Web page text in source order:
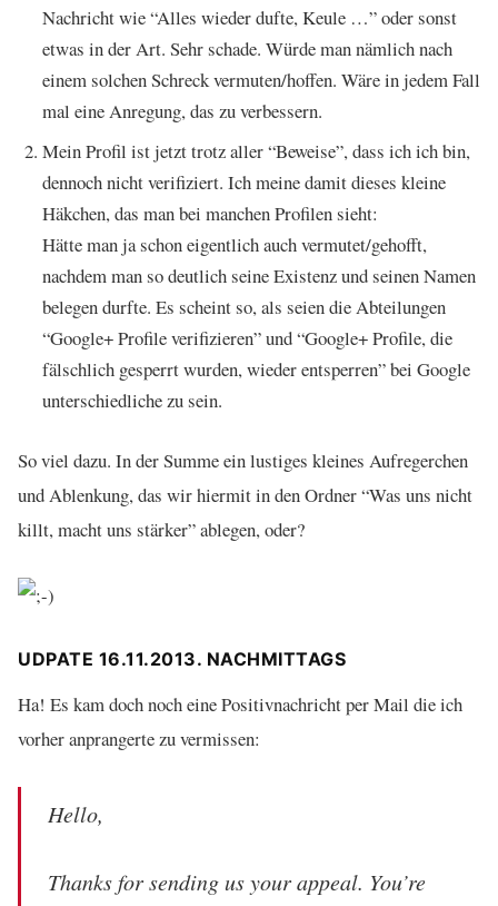
Nachricht wie “Alles wieder dufte, Keule …” oder sonst
etwas in der Art. Sehr schade. Würde man nämlich nach
einem solchen Schreck vermuten/hoffen. Wäre in jedem Fall
mal eine Anregung, das zu verbessern.
Mein Profil ist jetzt trotz aller “Beweise”, dass ich ich bin,
dennoch nicht verifiziert. Ich meine damit dieses kleine
Häkchen, das man bei manchen Profilen sieht:
Hätte man ja schon eigentlich auch vermutet/gehofft,
nachdem man so deutlich seine Existenz und seinen Namen
belegen durfte. Es scheint so, als seien die Abteilungen
“Google+ Profile verifizieren” und “Google+ Profile, die
fälschlich gesperrt wurden, wieder entsperren” bei Google
unterschiedliche zu sein.
So viel dazu. In der Summe ein lustiges kleines Aufregerchen
und Ablenkung, das wir hiermit in den Ordner “Was uns nicht
killt, macht uns stärker” ablegen, oder?
UDPATE 16.11.2013. NACHMITTAGS
Ha! Es kam doch noch eine Positivnachricht per Mail die ich
vorher anprangerte zu vermissen:
Hello,
Thanks for sending us your appeal. You’re